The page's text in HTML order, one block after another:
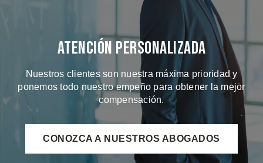
Atención Personalizada
Nuestros clientes son nuestra máxima prioridad y
ponemos todo nuestro empeño para obtener la mejor
compensación.
CONOZCA A NUESTROS ABOGADOS